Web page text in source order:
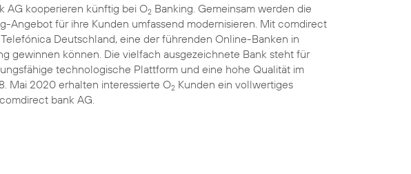
AG kooperieren künftig bei O2 Banking. Gemeinsam werden die
Angebot für ihre Kunden umfassend modernisieren. Mit comdirect
Deutschland, eine der führenden Online-Banken in
gewinnen können. Die vielfach ausgezeichnete Bank steht für
technologische Plattform und eine hohe Qualität im
Mai 2020 erhalten interessierte O2 Kunden ein vollwertiges
bank AG.